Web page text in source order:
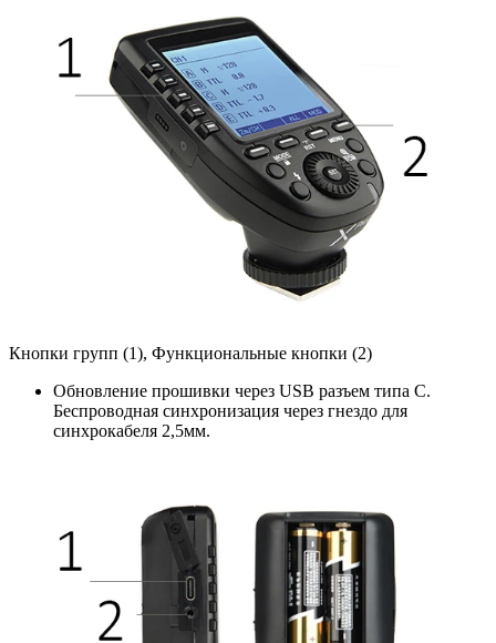
Кнопки групп (1), Функциональные кнопки (2)
Обновление прошивки через USB разъем типа С.
Беспроводная синхронизация через гнездо для
синхрокабеля 2,5мм.